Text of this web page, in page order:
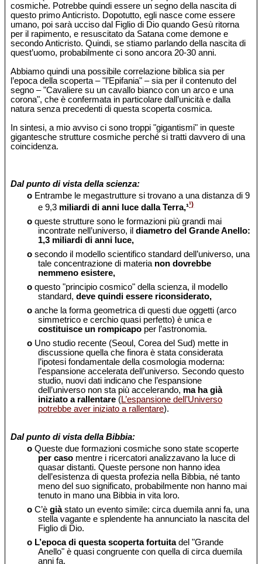
cosmiche. Potrebbe quindi essere un segno della nascita di
questo primo Anticristo. Dopotutto, egli nasce come essere
umano, poi sarà ucciso dal Figlio di Dio quando Gesù ritorna
per il rapimento, e resuscitato da Satana come demone e
secondo Anticristo. Quindi, se stiamo parlando della nascita di
quest’uomo, probabilmente ci sono ancora 20-30 anni.
Abbiamo quindi una possibile correlazione biblica sia per
l’epoca della scoperta – "l’Epifania" – sia per il contenuto del
segno – "Cavaliere su un cavallo bianco con un arco e una
corona", che è confermata in particolare dall’unicità e dalla
natura senza precedenti di questa scoperta cosmica.
In sintesi, a mio avviso ci sono troppi "gigantismi" in queste
gigantesche strutture cosmiche perché si tratti davvero di una
coincidenza.
Dal punto di vista della scienza:
o Entrambe le megastrutture si trovano a una distanza di 9
e 9,3 miliardi di anni luce dalla Terra,¹¹)
o queste strutture sono le formazioni più grandi mai
incontrate nell’universo, ildiametro del Grande Anello:
1,3 miliardi di anni luce,
o secondo il modello scientifico standard dell’universo, una
tale concentrazione di materia non dovrebbe
nemmeno esistere,
o questo "principio cosmico" della scienza, il modello
standard,deve quindi essere riconsiderato,
o anche la forma geometrica di questi due oggetti (arco
simmetrico e cerchio quasi perfetto) è unica e
costituisce un rompicapo per l’astronomia.
o Uno studio recente (Seoul, Corea del Sud) mette in
discussione quella che finora è stata considerata
l’ipotesi fondamentale della cosmologia moderna:
l’espansione accelerata dell’universo. Secondo questo
studio, nuovi dati indicano che l’espansione
dell’universo non sta più accelerando, ma ha già
iniziato a rallentare (L’espansione dell’Universo
potrebbe aver iniziato a rallentare).
Dal punto di vista della Bibbia:
o Queste due formazioni cosmiche sono state scoperte
per caso mentre i ricercatori analizzavano la luce di
quasar distanti. Queste persone non hanno idea
dell’esistenza di questa profezia nella Bibbia, né tanto
meno del suo significato, probabilmente non hanno mai
tenuto in mano una Bibbia in vita loro.
o C’ègiàstato un evento simile: circa duemila anni fa, una
stella vagante e splendente ha annunciato la nascita del
Figlio di Dio.
o L’epoca di questa scoperta fortuitadel "Grande
Anello" è quasi congruente con quella di circa duemila
anni fa.